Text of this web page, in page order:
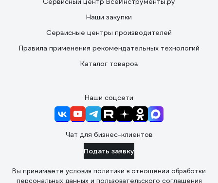
Наши закупки
Сервисные центры производителей
Правила применения рекомендательных технологий
Каталог товаров
Наши соцсети
Чат для бизнес-клиентов
Подать заявку
Вы принимаете условия политики в отношении обработки
персональных данных и пользовательского соглашения